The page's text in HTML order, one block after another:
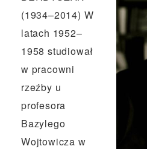
(1934–2014) W
latach 1952–
1958 studiował
w pracowni
rzeźby u
profesora
Bazylego
Wojtowicza w